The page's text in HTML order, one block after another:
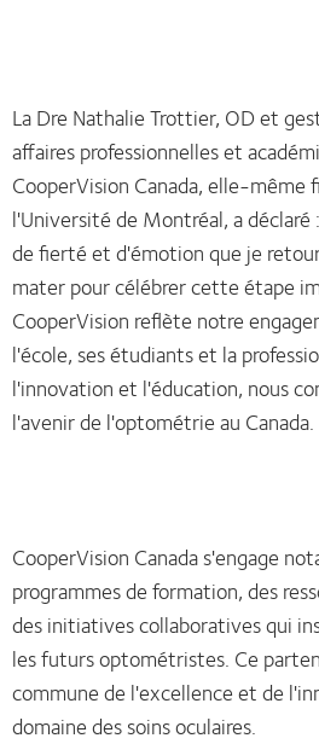
La Dre Nathalie Trottier, OD et
affaires professionnelles et
CooperVision Canada, elle-même
l'Université de Montréal, a déclaré
de fierté et d'émotion que je
mater pour célébrer cette étape
CooperVision reflète notre
l'école, ses étudiants et la
l'innovation et l'éducation, nous
l'avenir de l'optométrie au Canada.
CooperVision Canada s'engage
programmes de formation, des
des initiatives collaboratives qui
les futurs optométristes. Ce
commune de l'excellence et de
domaine des soins oculaires.